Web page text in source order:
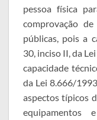
pessoa física
comprovação
públicas, pois a
30, inciso II, da
capacidade
da Lei 8.666/
aspectos típicos
equipamentos